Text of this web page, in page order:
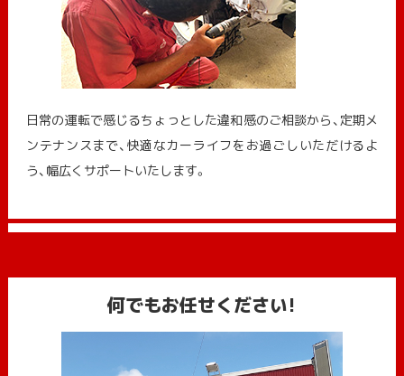
日常の運転で感じるちょっとした違和感のご相談から、定期メ
ンテナンスまで、快適なカーライフをお過ごしいただけるよ
う、幅広くサポートいたします。
何でもお任せください!